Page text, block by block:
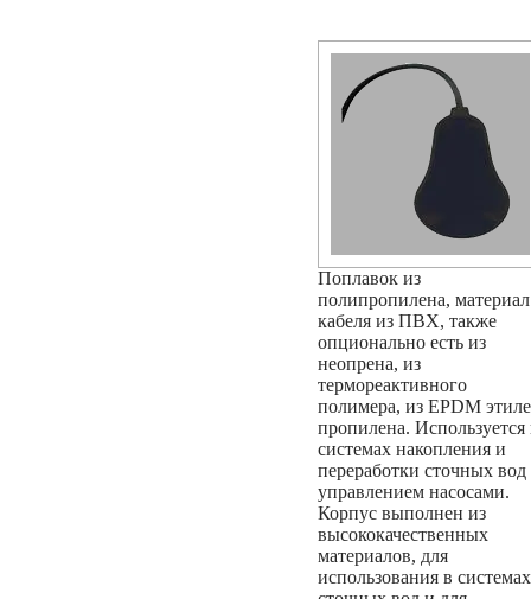
Поплавок из
полипропилена, материал
кабеля из ПВХ, также
опционально есть из
неопрена, из
термореактивного
полимера, из EPDM
пропилена. Используется
системах накопления и
переработки сточных вод
управлением насосами.
Корпус выполнен из
высококачественных
материалов, для
использования в системах